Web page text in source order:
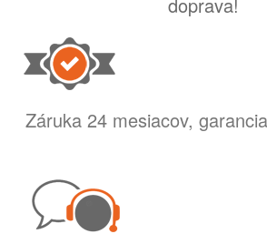
Záruka 24 mesiacov,